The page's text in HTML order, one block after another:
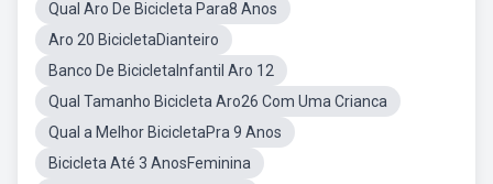
Qual Aro De Bicicleta Para8 Anos
Aro 20 BicicletaDianteiro
Banco De BicicletaInfantil Aro 12
Qual Tamanho Bicicleta Aro26 Com Uma Crianca
Qual a Melhor BicicletaPra 9 Anos
Bicicleta Até 3 AnosFeminina